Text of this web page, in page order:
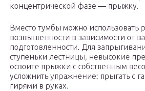
концентрической фазе — прыжку.
Вместо тумбы можно использовать
возвышенности в зависимости от
подготовленности. Для
ступеньки лестницы, невысокие
освоите прыжки с собственным
усложнить упражнение: прыгать с
гирями в руках.